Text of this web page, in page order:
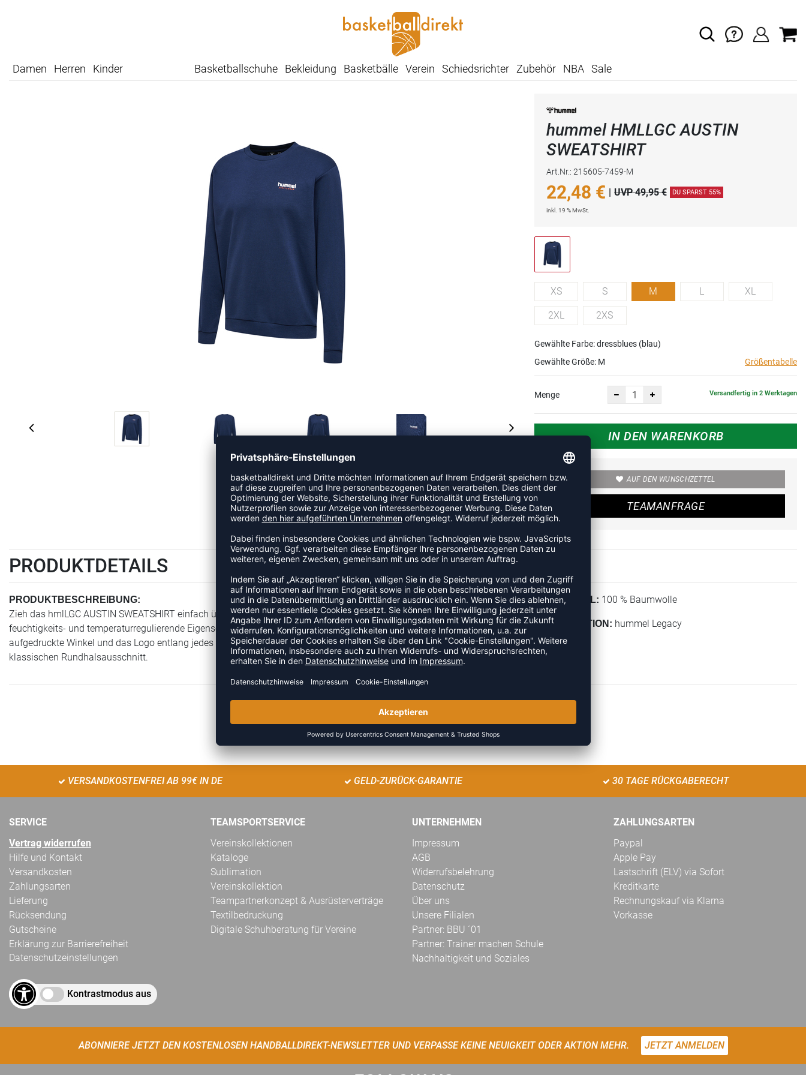
Damen Herren Kinder Basketballschuhe Bekleidung Basketbälle Verein Schiedsrichter Zubehör NBA Sale
hummel HMLLGC AUSTIN
SWEATSHIRT
Art.Nr.: 215605-7459-M
22,48 € | UVP 49,95 € DU SPARST 55%
inkl. 19 % MwSt.
XS S M L XL
2XL 2XS
Gewählte Farbe: dressblues (blau)
Gewählte Größe: M Größentabelle
Menge Versandfertig in 2 Werktagen
IN DEN WARENKORB
AUF DEN WUNSCHZETTEL
TEAMANFRAGE
PRODUKTDETAILS
PRODUKTBESCHREIBUNG:
Zieh das hmlLGC AUSTIN SWEATSHIRT einfach über und los geht‘s: Dank seiner Sweatstoff-Konstruktion genießt du
feuchtigkeits- und temperaturregulierende Eigenschaften. Dieser hummel® Pullover verfügt über unverkennbare
aufgedruckte Winkel und das Logo entlang jedes Ärmels für ein elegantes, aber schlichtes Design-Update mit einem
klassischen Rundhalsausschnitt.
MATERIAL: 100 % Baumwolle
KOLLEKTION: hummel Legacy
ZULETZT ANGESEHEN
VERSANDKOSTENFREI AB 99€ IN DE GELD-ZURÜCK-GARANTIE 30 TAGE RÜCKGABERECHT
SERVICE
Vertrag widerrufen
Hilfe und Kontakt
Versandkosten
Zahlungsarten
Lieferung
Rücksendung
Gutscheine
Erklärung zur Barrierefreiheit
Datenschutzeinstellungen
Kontrastmodus aus
TEAMSPORTSERVICE
Vereinskollektionen
Kataloge
Sublimation
Vereinskollektion
Teampartnerkonzept & Ausrüsterverträge
Textilbedruckung
Digitale Schuhberatung für Vereine
UNTERNEHMEN
Impressum
AGB
Widerrufsbelehrung
Datenschutz
Über uns
Unsere Filialen
Partner: BBU ´01
Partner: Trainer machen Schule
Nachhaltigkeit und Soziales
ZAHLUNGSARTEN
Paypal
Apple Pay
Lastschrift (ELV) via Sofort
Kreditkarte
Rechnungskauf via Klarna
Vorkasse
ABONNIERE JETZT DEN KOSTENLOSEN HANDBALLDIREKT-NEWSLETTER UND VERPASSE KEINE NEUIGKEIT ODER AKTION MEHR. JETZT ANMELDEN